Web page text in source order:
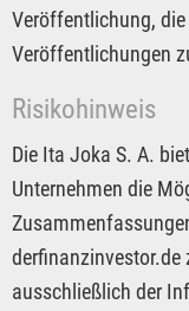
Veröffentlichung,
Veröffentlichungen
Risikohinweis
Die Ita Joka S. A.
Unternehmen die
derfinanzinvestor.de
ausschließlich der